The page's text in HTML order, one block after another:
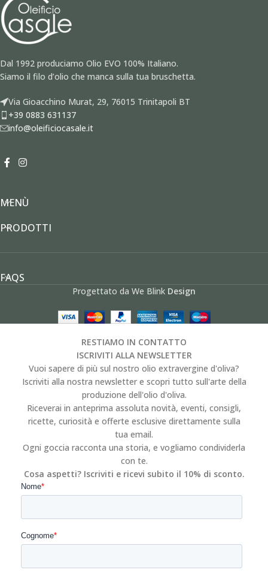
Dal 1992 produciamo Olio EVO 100% Italiano.
Siamo il filo d’olio che manca sulla tua bruschetta.
Via Gioacchino Murat, 29, 76015 Trinitapoli BT
+39 0883 631137
info@oleificiocasale.it
MENÙ
PRODOTTI
FAQS
Progettato da We Blink Design
RESTIAMO IN CONTATTO
ISCRIVITI ALLA NEWSLETTER
Vuoi sapere di più sul nostro olio extravergine d'oliva?
Iscriviti alla nostra newsletter e scopri tutto sull'arte della
produzione dell'olio d'oliva.
Riceverai in anteprima assoluta novità, eventi, consigli,
ricette, curiosità e offerte esclusive direttamente sulla
tua email.
Ogni goccia racconta una storia, e vogliamo condividerla
con te.
Cosa aspetti? Iscriviti e ricevi subito il 10% di sconto.